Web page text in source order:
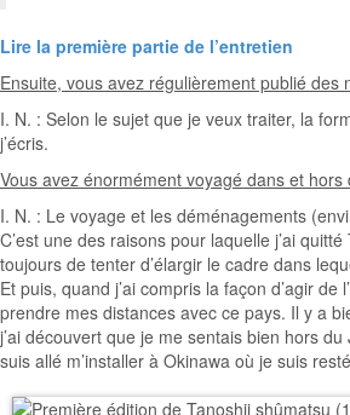
Lire la première partie de l’entretien
Ensuite, vous avez régulièrement publié
I. N. : Selon le sujet que je veux traiter, la
j’écris.
Vous avez énormément voyagé dans et hors
I. N. : Le voyage et les déménagements
C’est une des raisons pour laquelle j’ai
toujours de tenter d’élargir le cadre dans
Et puis, quand j’ai compris la façon d’agir
prendre mes distances avec ce pays. Il y a
j’ai découvert que je me sentais bien hors
suis allé m’installer à Okinawa où je suis